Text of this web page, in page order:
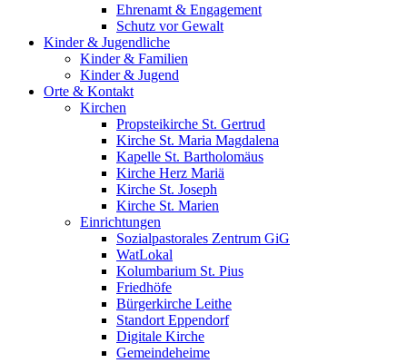
Ehrenamt & Engagement
Schutz vor Gewalt
Kinder & Jugendliche
Kinder & Familien
Kinder & Jugend
Orte & Kontakt
Kirchen
Propsteikirche St. Gertrud
Kirche St. Maria Magdalena
Kapelle St. Bartholomäus
Kirche Herz Mariä
Kirche St. Joseph
Kirche St. Marien
Einrichtungen
Sozialpastorales Zentrum GiG
WatLokal
Kolumbarium St. Pius
Friedhöfe
Bürgerkirche Leithe
Standort Eppendorf
Digitale Kirche
Gemeindeheime